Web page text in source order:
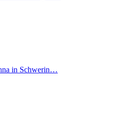
in Schwerin…